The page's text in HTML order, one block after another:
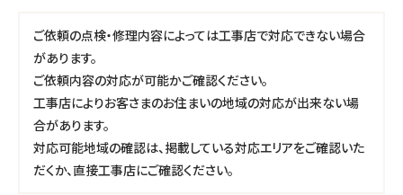
ご依頼の点検・修理内容によっては工事店で対応できない場合
があります。
ご依頼内容の対応が可能かご確認ください。
工事店によりお客さまのお住まいの地域の対応が出来ない場
合があります。
対応可能地域の確認は、掲載している対応エリアをご確認いた
だくか、直接工事店にご確認ください。